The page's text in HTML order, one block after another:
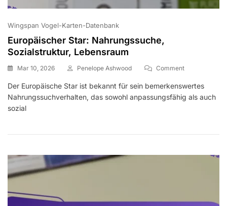
Wingspan Vogel-Karten-Datenbank
Europäischer Star: Nahrungssuche,
Sozialstruktur, Lebensraum
Mar 10, 2026 Penelope Ashwood CommentOn
Star:
Der Europäische Star ist bekannt für sein bemerkenswertes
Nahrungssuchverhalten, das sowohl anpassungsfähig als auch
sozial